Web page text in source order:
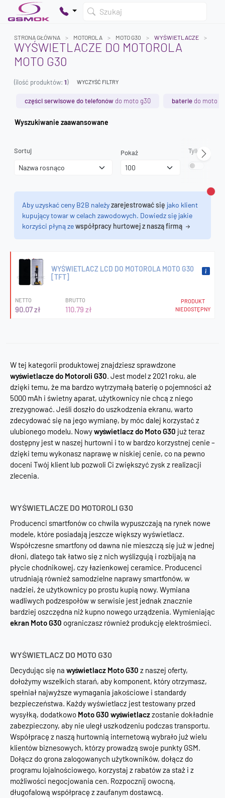
Szukaj
Dodaj produkty, aby kontynuować.
STRONA GŁÓWNA MOTOROLA MOTO G30 WYŚWIETLACZE
WYŚWIETLACZE DO MOTOROLA
MOTO G30
(ilość produktów: 1) WYCZYŚĆ FILTRY
części serwisowe do telefonów do moto g30 baterie do moto
Wyszukiwanie zaawansowane
Sortuj Pokaż Tylko
Aby uzyskać ceny B2B należyzarejestrować się jako klient
kupujący towar w celach zawodowych. Dowiedz się jakie
korzyści płyną zewspółpracy hurtowej z naszą firmą
WYŚWIETLACZ LCD DO MOTOROLA MOTO G30
[TFT]
NETTO
90.07 zł
BRUTTO
110.79 zł
PRODUKT
NIEDOSTĘPNY
W tej kategorii produktowej znajdziesz sprawdzone
wyświetlacze do Motoroli G30. Jest model z 2021 roku, ale
dzięki temu, że ma bardzo wytrzymałą baterię o pojemności aż
5000 mAh i świetny aparat, użytkownicy nie chcą z niego
zrezygnować. Jeśli doszło do uszkodzenia ekranu, warto
zdecydować się na jego wymianę, by móc dalej korzystać z
ulubionego modelu. Nowywyświetlacz do Moto G30 już teraz
dostępny jest w naszej hurtowni i to w bardzo korzystnej cenie –
dzięki temu wykonasz naprawę w niskiej cenie, co na pewno
doceni Twój klient lub pozwoli Ci zwiększyć zysk z realizacji
zlecenia.
WYŚWIETLACZE DO MOTOROLI G30
Producenci smartfonów co chwila wypuszczają na rynek nowe
modele, które posiadają jeszcze większy wyświetlacz.
Współczesne smartfony od dawna nie mieszczą się już w jednej
dłoni, dlatego tak łatwo się z nich wyślizgują i rozbijają na
płycie chodnikowej, czy łazienkowej ceramice. Producenci
utrudniają również samodzielne naprawy smartfonów, w
nadziei, że użytkownicy po prostu kupią nowy. Wymiana
wadliwych podzespołów w serwisie jest jednak znacznie
bardziej oszczędna niż kupno nowego urządzenia. Wymieniając
ekran Moto G30 ograniczasz również produkcję elektrośmieci.
WYŚWIETLACZ DO MOTO G30
Decydując się na wyświetlacz Moto G30 z naszej oferty,
dołożymy wszelkich starań, aby komponent, który otrzymasz,
spełniał najwyższe wymagania jakościowe i standardy
bezpieczeństwa. Każdy wyświetlacz jest testowany przed
wysyłką, dodatkowo Moto G30 wyświetlaczzostanie dokładnie
zabezpieczony, aby nie uległ uszkodzeniu podczas transportu.
Współpracę z naszą hurtownią internetową wybrało już wielu
klientów biznesowych, którzy prowadzą swoje punkty GSM.
Dołącz do grona zalogowanych użytkowników, dołącz do
programu lojalnościowego, korzystaj z rabatów za staż i z
możliwości negocjowania cen. Rozpocznij owocną,
długofalową współpracę z zaufanym dostawcą.